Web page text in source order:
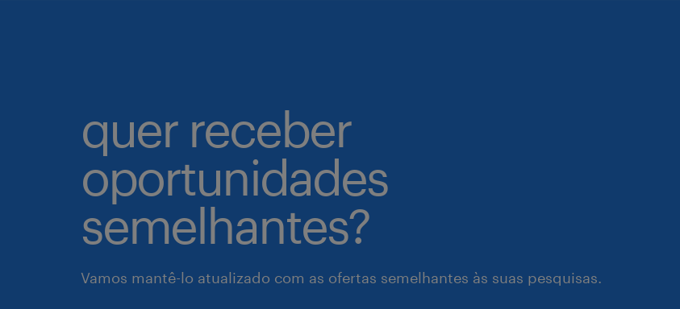
quer receber
oportunidades
semelhantes?
Vamos mantê-lo atualizado com as ofertas semelhantes às suas pesquisas.